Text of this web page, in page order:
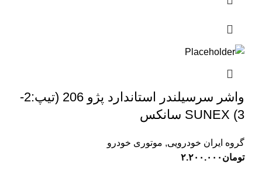
واشر سرسیلندر استاندارد پژو 206 (تیپ:2-
3) SUNEX سانکس
گروه ایران خودرویی, موتوری خودرو
تومان ۲.۲۰۰.۰۰۰